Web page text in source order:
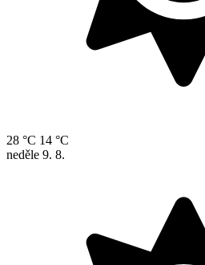
28 °C 14 °C
neděle 9. 8.